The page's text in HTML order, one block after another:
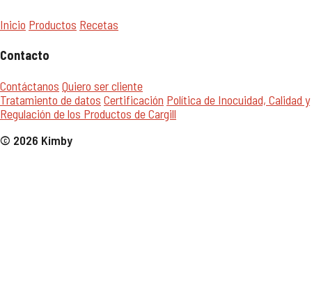
Inicio Productos Recetas
Contacto
Contáctanos Quiero ser cliente
Tratamiento de datos Certificación Política de Inocuidad, Calidad y
Regulación de los Productos de Cargill
© 2026 Kimby